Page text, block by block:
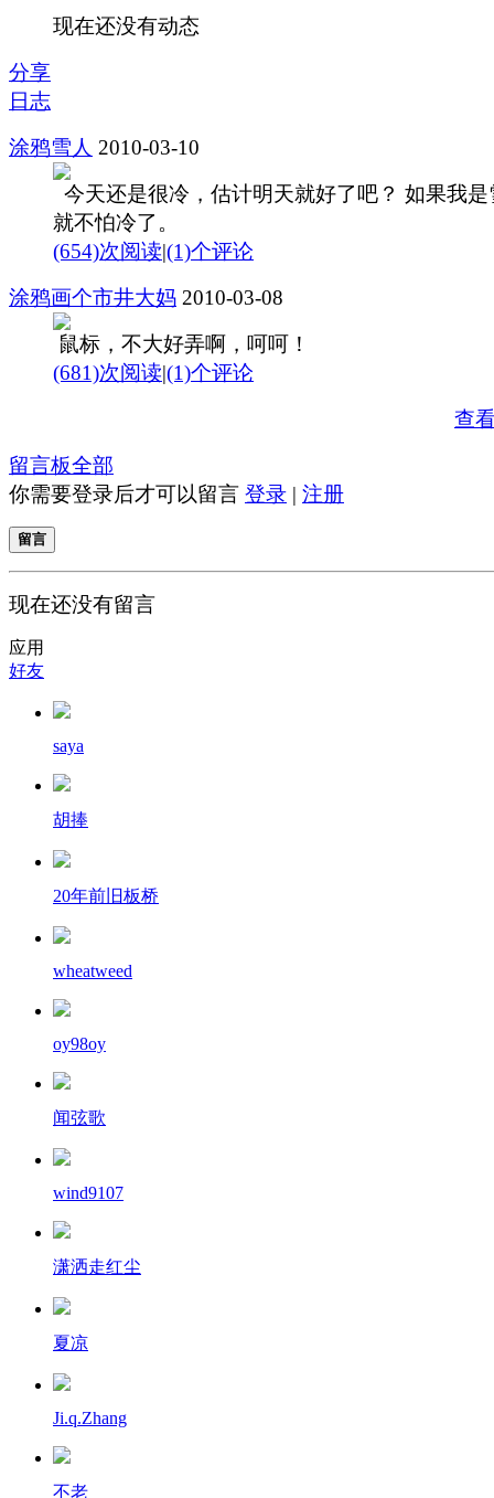
现在还没有动态
分享
日志
涂鸦雪人 2010-03-10
今天还是很冷，估计明天就好了吧？ 如果我是
就不怕冷了。
(654)次阅读|(1)个评论
涂鸦画个市井大妈 2010-03-08
鼠标，不大好弄啊，呵呵！
(681)次阅读|(1)个评论
查
留言板全部
你需要登录后才可以留言 登录 | 注册
留言
现在还没有留言
应用
好友
saya
胡捧
20年前旧板桥
wheatweed
oy98oy
闻弦歌
wind9107
潇洒走红尘
夏凉
Ji.q.Zhang
不老